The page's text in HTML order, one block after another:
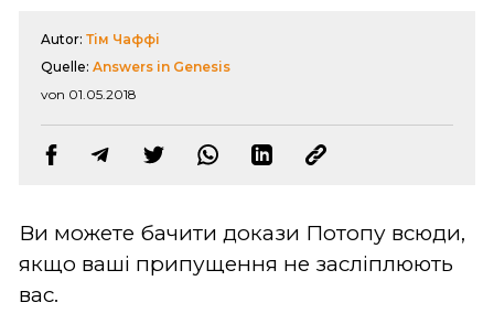
Autor: Тім Чаффі
Quelle: Answers in Genesis
von 01.05.2018
Ви можете бачити докази Потопу всюди,
якщо ваші припущення не засліплюють
вас.